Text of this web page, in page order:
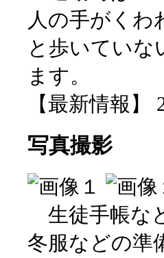
人の手がくわ
と歩いてい
ます。
【最新情報】
写真撮影
生徒手帳な
冬服などの準